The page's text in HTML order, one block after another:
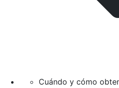
Cuándo y cómo